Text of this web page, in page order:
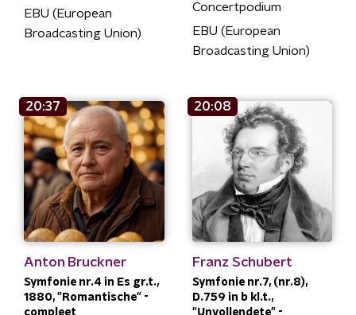
EBU (European
Broadcasting Union)
Concertpodium
EBU (European
Broadcasting Union)
20:37
Anton Bruckner
Symfonie nr.4 in Es gr.t.,
1880, "Romantische" -
compleet
20:08
Franz Schubert
Symfonie nr.7, (nr.8),
D.759 in b kl.t.,
"Unvollendete" -